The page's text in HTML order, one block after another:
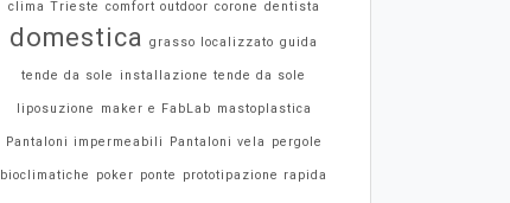
clima Trieste comfort outdoor corone dentista
domestica grasso localizzato guida
tende da sole installazione tende da sole
liposuzione maker e FabLab mastoplastica
Pantaloni impermeabili Pantaloni vela pergole
bioclimatiche poker ponte prototipazione rapida